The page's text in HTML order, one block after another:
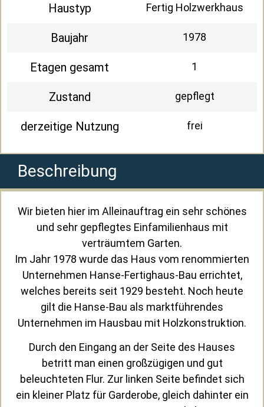
Haustyp Fertig Holzwerkhaus
Baujahr 1978
Etagen gesamt 1
Zustand gepflegt
derzeitige Nutzung frei
Beschreibung
Wir bieten hier im Alleinauftrag ein sehr schönes
und sehr gepflegtes Einfamilienhaus mit
verträumtem Garten.
Im Jahr 1978 wurde das Haus vom renommierten
Unternehmen Hanse-Fertighaus-Bau errichtet,
welches bereits seit 1929 besteht. Noch heute
gilt die Hanse-Bau als marktführendes
Unternehmen im Hausbau mit Holzkonstruktion.
Durch den Eingang an der Seite des Hauses
betritt man einen großzügigen und gut
beleuchteten Flur. Zur linken Seite befindet sich
ein kleiner Platz für Garderobe, gleich dahinter ein